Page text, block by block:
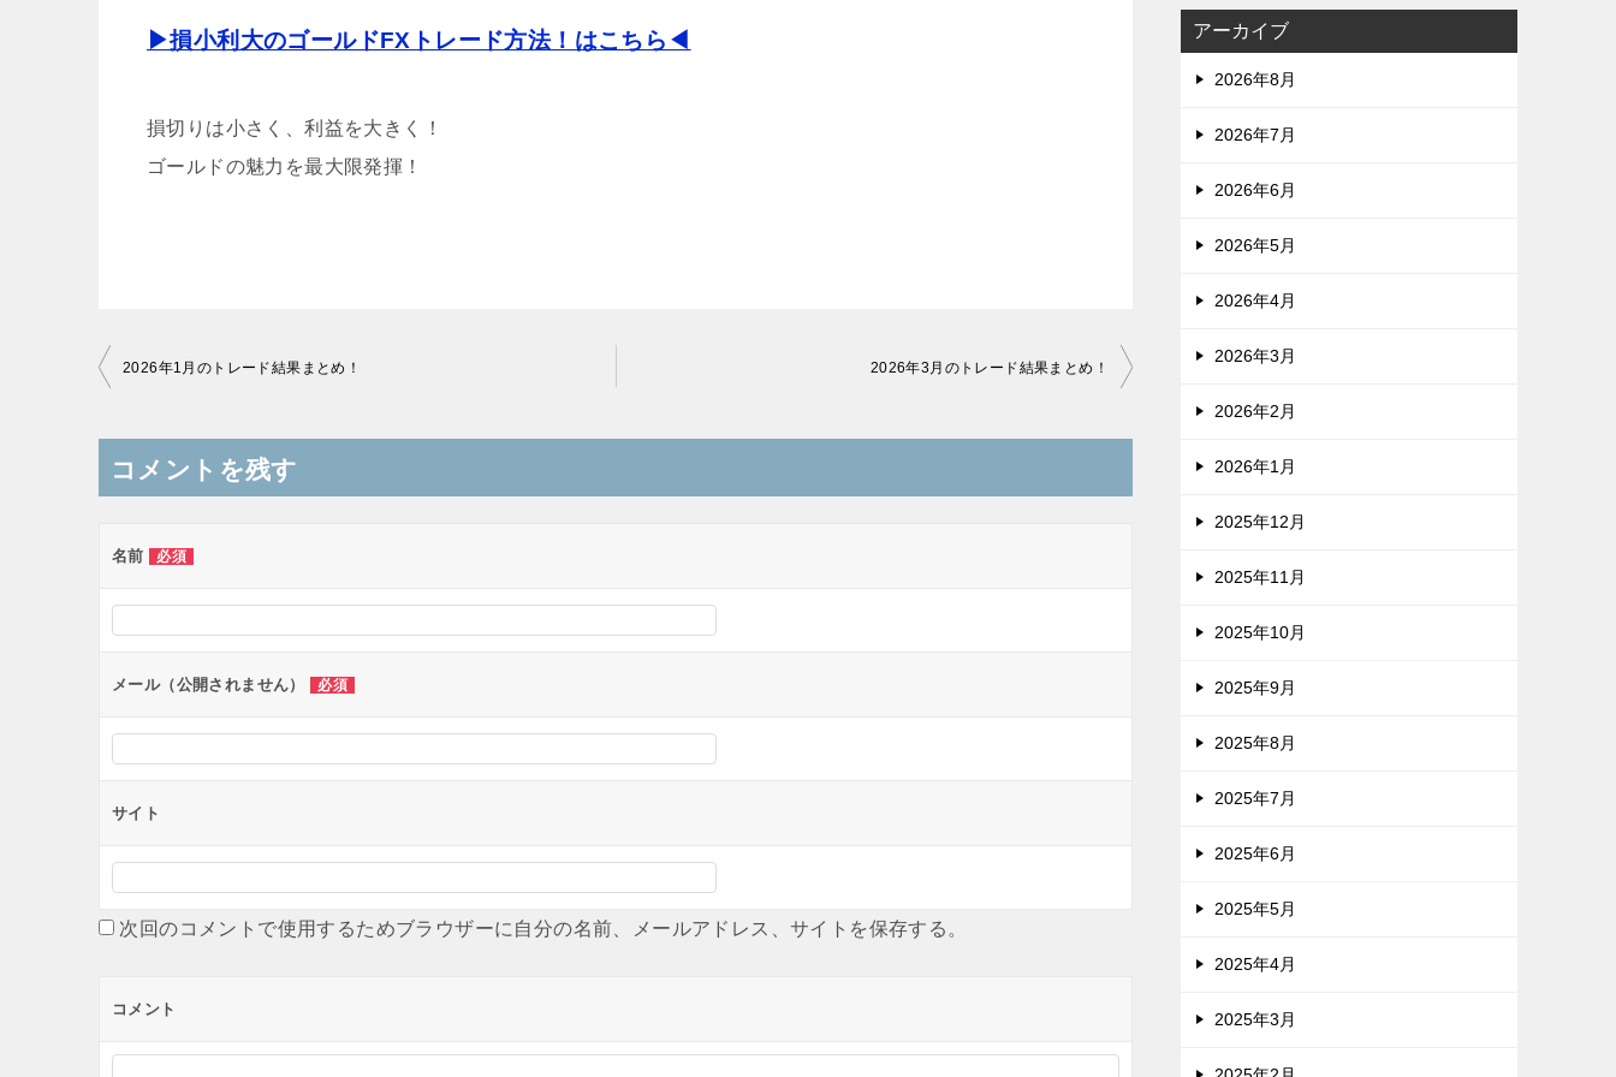
▶損小利大のゴールドFXトレード方法！はこちら◀
損切りは小さく、利益を大きく！
ゴールドの魅力を最大限発揮！
投
ナ
ビ
ー
ョ
ン
2026年1月のトレード結果まとめ！ 2026年3月のトレード結果まとめ！
コメントを残す
名前 必須
メール（公開されません） 必須
サイト
次回のコメントで使用するためブラウザーに自分の名前、メールアドレス、サイトを保存する。
コメント
アーカイブ
2026年8月
2026年7月
2026年6月
2026年5月
2026年4月
2026年3月
2026年2月
2026年1月
2025年12月
2025年11月
2025年10月
2025年9月
2025年8月
2025年7月
2025年6月
2025年5月
2025年4月
2025年3月